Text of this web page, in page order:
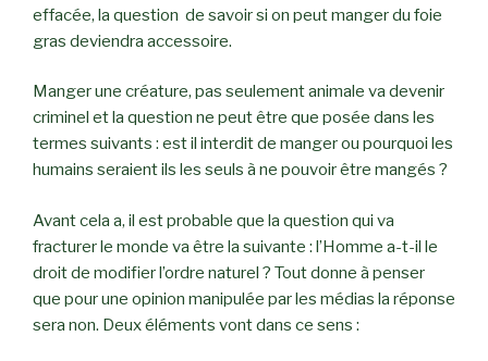
effacée, la question de savoir si on peut manger du foie
gras deviendra accessoire.
Manger une créature, pas seulement animale va devenir
criminel et la question ne peut être que posée dans les
termes suivants : est il interdit de manger ou pourquoi les
humains seraient ils les seuls à ne pouvoir être mangés ?
Avant cela a, il est probable que la question qui va
fracturer le monde va être la suivante : l’Homme a-t-il le
droit de modifier l’ordre naturel ? Tout donne à penser
que pour une opinion manipulée par les médias la réponse
sera non. Deux éléments vont dans ce sens :